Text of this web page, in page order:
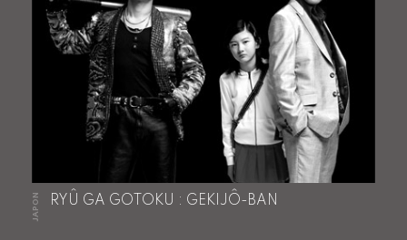
JAPON RYÛ GA GOTOKU : GEKIJÔ-BAN